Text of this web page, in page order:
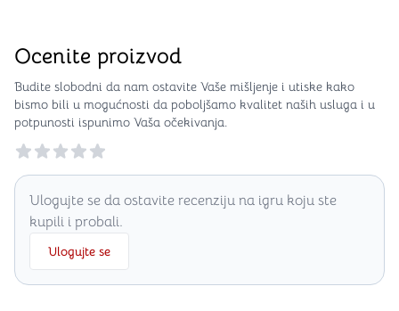
Ocenite proizvod
Budite slobodni da nam ostavite Vaše mišljenje i utiske kako
bismo bili u mogućnosti da poboljšamo kvalitet naših usluga i u
potpunosti ispunimo Vaša očekivanja.
Reviews
Ulogujte se da ostavite recenziju na igru koju ste
kupili i probali.
Ulogujte se